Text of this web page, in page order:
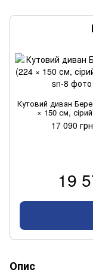
Кутовий диван
× 150 см,
17 090 грн
19
Опис